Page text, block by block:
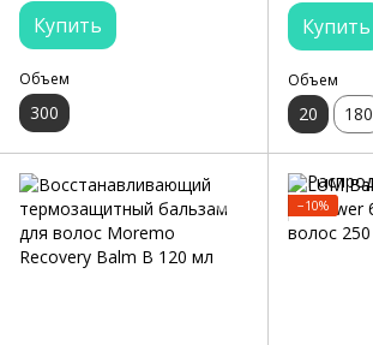
Купить
Объем
300
Купить
Объем
20 180
−10%